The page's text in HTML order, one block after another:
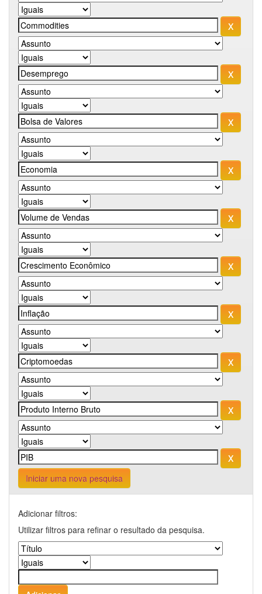
Iniciar uma nova pesquisa
Adicionar filtros:
Utilizar filtros para refinar o resultado da pesquisa.